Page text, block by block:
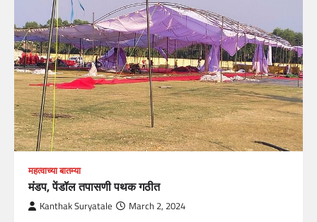
महत्वाच्या बातम्या
मंडप, पेंडॉल तपासणी पथक गठीत
Kanthak Suryatale March 2, 2024